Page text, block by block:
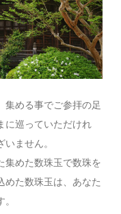
集める事でご参拝の足
に巡っていただけれ
ません。
集めた数珠玉で数珠を
めた数珠玉は、あなた